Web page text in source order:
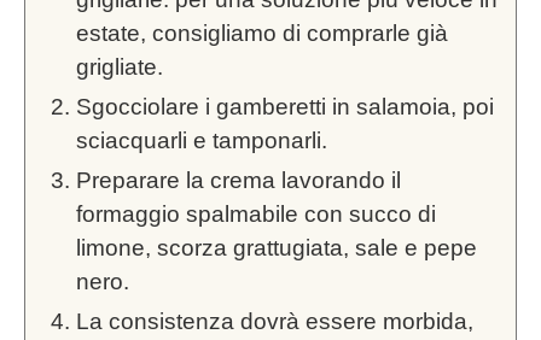
estate, consigliamo di comprarle già
grigliate.
Sgocciolare i gamberetti in salamoia, poi
sciacquarli e tamponarli.
Preparare la crema lavorando il
formaggio spalmabile con succo di
limone, scorza grattugiata, sale e pepe
nero.
La consistenza dovrà essere morbida,